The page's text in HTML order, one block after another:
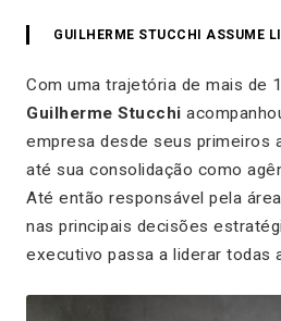
GUILHERME STUCCHI ASSUME
Com uma trajetória de mais de
Guilherme Stucchi
empresa desde seus primeiros
até sua consolidação como
Até então responsável pela
nas principais decisões
executivo passa a liderar todas